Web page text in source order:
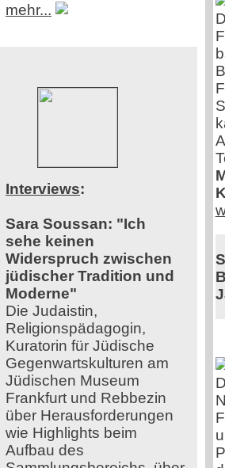
mehr...
Interviews:
Sara Soussan: "Ich
sehe keinen
Widerspruch zwischen
jüdischer Tradition und
Moderne"
Die Judaistin,
Religionspädagogin,
Kuratorin für Jüdische
Gegenwartskulturen am
Jüdischen Museum
Frankfurt und Rebbezin
über Herausforderungen
wie Highlights beim
Aufbau des